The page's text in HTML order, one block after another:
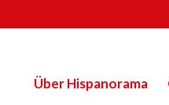
Über Hispanorama